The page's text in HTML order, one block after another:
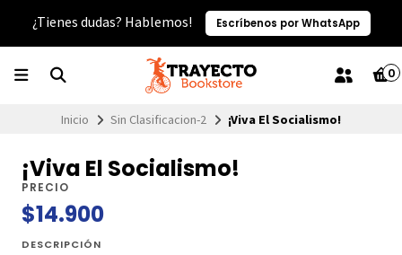
¿Tienes dudas? Hablemos! Escríbenos por WhatsApp
0
Inicio Sin Clasificacion-2 ¡Viva El Socialismo!
¡Viva El Socialismo!
PRECIO
$14.900
DESCRIPCIÓN